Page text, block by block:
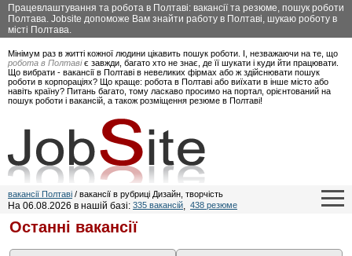
Працевлаштування та робота в Полтаві: вакансії та резюме, пошук роботи
Полтава. Jobsite допоможе Вам знайти работу в Полтаві, шукаю роботу в
місті Полтава.
Мінімум раз в житті кожної людини цікавить пошук роботи. І, незважаючи на те, що
робота в Полтавіє завжди, багато хто не знає, де її шукати і куди йти працювати.
Що вибрати - вакансії в Полтаві в невеликих фірмах або ж здійснювати пошук
роботи в корпораціях? Що краще: робота в Полтаві або виїхати в інше місто або
навіть країну? Питань багато, тому ласкаво просимо на портал, орієнтований на
пошук роботи і вакансій, а також розміщення резюме в Полтаві!
вакансії Полтаві / вакансії в рубриці Дизайн, творчість
На 06.08.2026 в нашій базі: 335 вакансій, 438 резюме
Останні вакансії